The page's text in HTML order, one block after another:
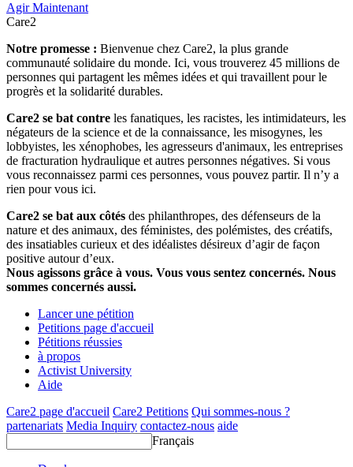
Agir Maintenant
Care2
Notre promesse : Bienvenue chez Care2, la plus grande
communauté solidaire du monde. Ici, vous trouverez 45 millions de
personnes qui partagent les mêmes idées et qui travaillent pour le
progrès et la solidarité durables.
Care2 se bat contre les fanatiques, les racistes, les intimidateurs, les
négateurs de la science et de la connaissance, les misogynes, les
lobbyistes, les xénophobes, les agresseurs d'animaux, les entreprises
de fracturation hydraulique et autres personnes négatives. Si vous
vous reconnaissez parmi ces personnes, vous pouvez partir. Il n’y a
rien pour vous ici.
Care2 se bat aux côtés des philanthropes, des défenseurs de la
nature et des animaux, des féministes, des polémistes, des créatifs,
des insatiables curieux et des idéalistes désireux d’agir de façon
positive autour d’eux.
Nous agissons grâce à vous. Vous vous sentez concernés. Nous
sommes concernés aussi.
Lancer une pétition
Petitions page d'accueil
Pétitions réussies
à propos
Activist University
Aide
Care2 page d'accueil Care2 Petitions Qui sommes-nous ?
partenariats Media Inquiry contactez-nous aide
Français